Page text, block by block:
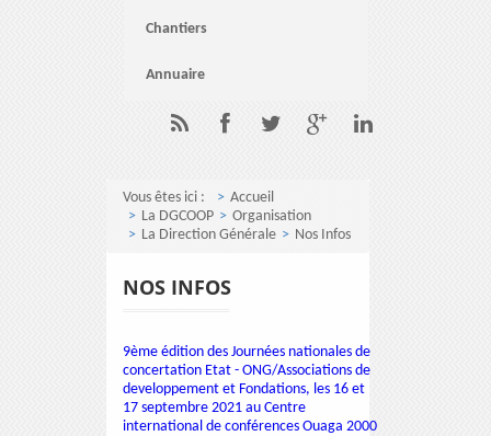
Chantiers
Annuaire
Vous êtes ici :
Accueil
La DGCOOP
Organisation
La Direction Générale
Nos Infos
NOS INFOS
9ème édition des Journées nationales de
concertation Etat - ONG/Associations de
developpement et Fondations, les 16 et
17 septembre 2021 au Centre
international de conférences Ouaga 2000